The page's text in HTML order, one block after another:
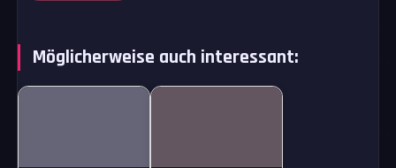
Möglicherweise auch interessant: